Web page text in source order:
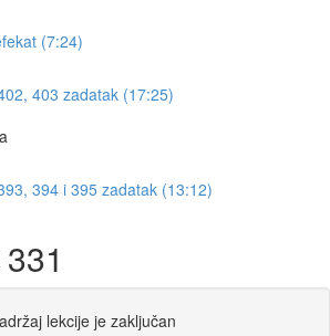
(7:24)
403 zadatak (17:25)
394 i 395 zadatak (13:12)
lekcije je zaključan